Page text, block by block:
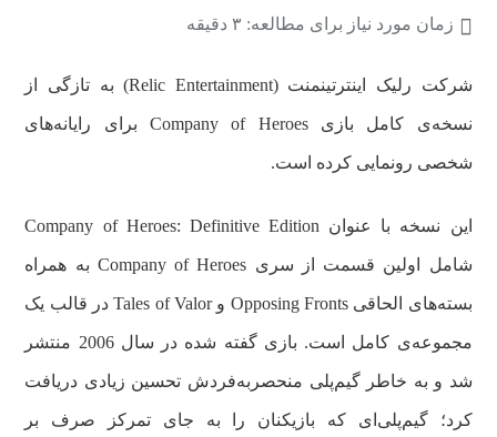
زمان مورد نیاز برای مطالعه: ۳ دقیقه
شرکت رلیک اینترتینمنت (Relic Entertainment) به تازگی از
نسخه‌ی کامل بازی Company of Heroes برای رایانه‌های
شخصی رونمایی کرده است.
این نسخه با عنوان Company of Heroes: Definitive Edition
شامل اولین قسمت از سری Company of Heroes به همراه
بسته‌های الحاقی Opposing Fronts و Tales of Valor در قالب یک
مجموعه‌ی کامل است. بازی گفته شده در سال 2006 منتشر
شد و به خاطر گیم‌پلی منحصربه‌فردش تحسین زیادی دریافت
کرد؛ گیم‌پلی‌ای که بازیکنان را به جای تمرکز صرف بر